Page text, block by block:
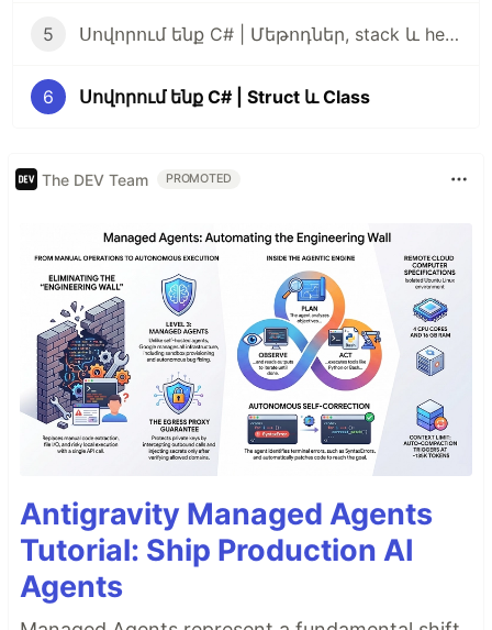
5 Սովորում ենք C# | Մեթոդներ, stack և heap, արժեքային և հղումային տիպեր
6 Սովորում ենք C# | Struct և Class
The DEV Team PROMOTED
Antigravity Managed Agents
Tutorial: Ship Production AI
Agents